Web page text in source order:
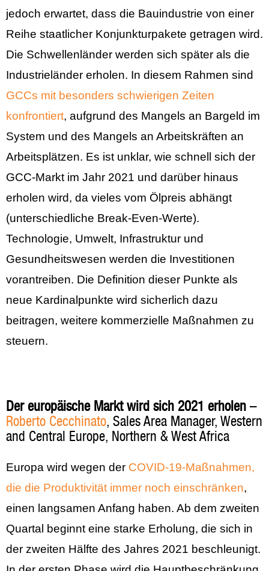
jedoch erwartet, dass die Bauindustrie von einer
Reihe staatlicher Konjunkturpakete getragen wird.
Die Schwellenländer werden sich später als die
Industrieländer erholen. In diesem Rahmen sind
GCCs mit besonders schwierigen Zeiten
konfrontiert, aufgrund des Mangels an Bargeld im
System und des Mangels an Arbeitskräften an
Arbeitsplätzen. Es ist unklar, wie schnell sich der
GCC-Markt im Jahr 2021 und darüber hinaus
erholen wird, da vieles vom Ölpreis abhängt
(unterschiedliche Break-Even-Werte).
Technologie, Umwelt, Infrastruktur und
Gesundheitswesen werden die Investitionen
vorantreiben. Die Definition dieser Punkte als
neue Kardinalpunkte wird sicherlich dazu
beitragen, weitere kommerzielle Maßnahmen zu
steuern.
Der europäische Markt wird sich 2021 erholen –
Roberto Cecchinato, Sales Area Manager, Western
and Central Europe, Northern & West Africa
Europa wird wegen der COVID-19-Maßnahmen,
die die Produktivität immer noch einschränken,
einen langsamen Anfang haben. Ab dem zweiten
Quartal beginnt eine starke Erholung, die sich in
der zweiten Hälfte des Jahres 2021 beschleunigt.